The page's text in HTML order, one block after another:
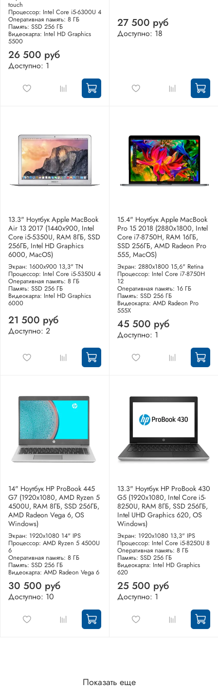
touch
Процессор: Intel Core i5-6300U 4
Оперативная память: 8 ГБ
Память: SSD 256 ГБ
Видеокарта: Intel HD Graphics
5500
26 500 руб
Доступно: 1
27 500 руб
Доступно: 18
13.3" Ноутбук Apple MacBook
Air 13 2017 (1440x900, Intel
Core i5-5350U, RAM 8ГБ, SSD
256ГБ, Intel HD Graphics
6000, MacOS)
Экран: 1600x900 13,3" TN
Процессор: Intel Core i5-5350U 4
Оперативная память: 8 ГБ
Память: SSD 256 ГБ
Видеокарта: Intel HD Graphics
6000
21 500 руб
Доступно: 2
15.4" Ноутбук Apple MacBook
Pro 15 2018 (2880x1800, Intel
Core i7-8750H, RAM 16ГБ,
SSD 256ГБ, AMD Radeon Pro
555, MacOS)
Экран: 2880x1800 15,6" Retina
Процессор: Intel Core i7-8750H
12
Оперативная память: 16 ГБ
Память: SSD 256 ГБ
Видеокарта: AMD Radeon Pro
555X
45 500 руб
Доступно: 1
14" Ноутбук HP ProBook 445
G7 (1920x1080, AMD Ryzen 5
4500U, RAM 8ГБ, SSD 256ГБ,
AMD Radeon Vega 6, OS
Windows)
Экран: 1920x1080 14" IPS
Процессор: AMD Ryzen 5 4500U
6
Оперативная память: 8 ГБ
Память: SSD 256 ГБ
Видеокарта: AMD Radeon Vega 6
30 500 руб
Доступно: 10
13.3" Ноутбук HP ProBook 430
G5 (1920x1080, Intel Core i5-
8250U, RAM 8ГБ, SSD 256ГБ,
Intel UHD Graphics 620, OS
Windows)
Экран: 1920x1080 13,3" IPS
Процессор: Intel Core i5-8250U 8
Оперативная память: 8 ГБ
Память: SSD 256 ГБ
Видеокарта: Intel HD Graphics
620
25 500 руб
Доступно: 1
Показать еще